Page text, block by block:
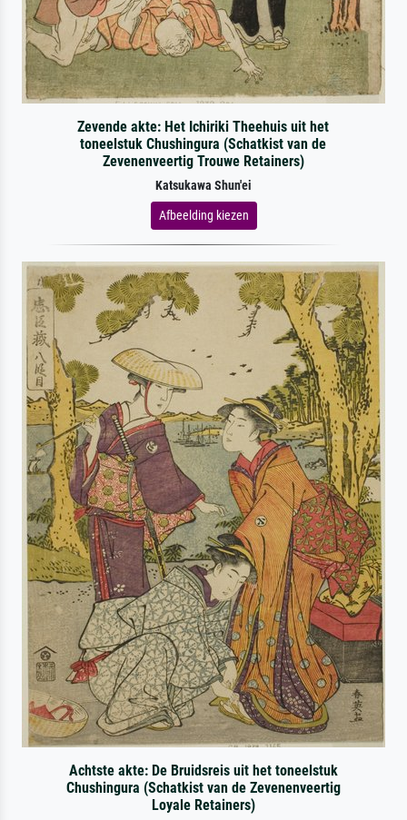
Zevende akte: Het Ichiriki Theehuis uit het
toneelstuk Chushingura (Schatkist van de
Zevenenveertig Trouwe Retainers)
Katsukawa Shun'ei
Afbeelding kiezen
Achtste akte: De Bruidsreis uit het toneelstuk
Chushingura (Schatkist van de Zevenenveertig
Loyale Retainers)